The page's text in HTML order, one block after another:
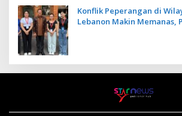
Konflik Peperangan di
Lebanon Makin Memanas,